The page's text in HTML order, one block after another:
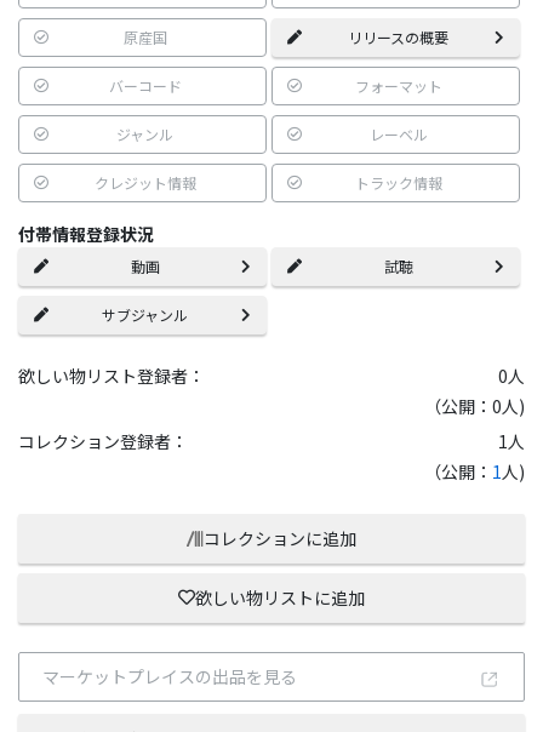
原産国 リリースの概要
バーコード フォーマット
ジャンル レーベル
クレジット情報 トラック情報
付帯情報登録状況
動画 試聴
サブジャンル
欲しい物リスト登録者： 0人
（公開：0人)
コレクション登録者：
1 人
（公開： 1人)
コレクションに追加
欲しい物リストに追加
マーケットプレイスの出品を見る